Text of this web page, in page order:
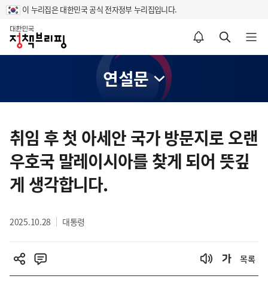
이 누리집은 대한민국 공식 전자정부 누리집입니다.
홈
알림설정 바로가기 검색 바로가기 메뉴 열기
연설문
텐
츠
영
역
취임 후 첫 아세안 국가 방문지로 오랜
우호국 말레이시아를 찾게 되어 뜻깊
게 생각합니다.
2025.10.28 대통령
목록